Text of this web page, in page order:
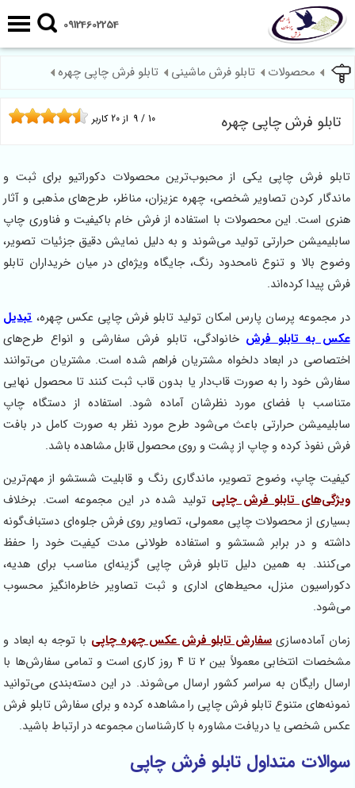
09124602254
محصولات تابلو فرش ماشینی تابلو فرش چاپی چهره
تابلو فرش چاپی چهره 9 / 10 از 20 کاربر
تابلو فرش چاپی یکی از محبوب‌ترین محصولات دکوراتیو برای ثبت و
ماندگار کردن تصاویر شخصی، چهره عزیزان، مناظر، طرح‌های مذهبی و آثار
هنری است. این محصولات با استفاده از فرش خام باکیفیت و فناوری چاپ
سابلیمیشن حرارتی تولید می‌شوند و به دلیل نمایش دقیق جزئیات تصویر،
وضوح بالا و تنوع نامحدود رنگ، جایگاه ویژه‌ای در میان خریداران تابلو
فرش پیدا کرده‌اند.
در مجموعه پرسان پارس امکان تولید تابلو فرش چاپی عکس چهره،تبدیل
عکس به تابلو فرش خانوادگی، تابلو فرش سفارشی و انواع طرح‌های
اختصاصی در ابعاد دلخواه مشتریان فراهم شده است. مشتریان می‌توانند
سفارش خود را به صورت قاب‌دار یا بدون قاب ثبت کنند تا محصول نهایی
متناسب با فضای مورد نظرشان آماده شود. استفاده از دستگاه چاپ
سابلیمیشن حرارتی باعث می‌شود طرح مورد نظر به صورت کامل در بافت
فرش نفوذ کرده و چاپ از پشت و روی محصول قابل مشاهده باشد.
کیفیت چاپ، وضوح تصویر، ماندگاری رنگ و قابلیت شستشو از مهم‌ترین
ویژگی‌های تابلو فرش چاپی تولید شده در این مجموعه است. برخلاف
بسیاری از محصولات چاپی معمولی، تصاویر روی فرش جلوه‌ای دستباف‌گونه
داشته و در برابر شستشو و استفاده طولانی مدت کیفیت خود را حفظ
می‌کنند. به همین دلیل تابلو فرش چاپی گزینه‌ای مناسب برای هدیه،
دکوراسیون منزل، محیط‌های اداری و ثبت تصاویر خاطره‌انگیز محسوب
می‌شود.
زمان آماده‌سازی سفارش تابلو فرش عکس چهره چاپی با توجه به ابعاد و
مشخصات انتخابی معمولاً بین ۲ تا ۴ روز کاری است و تمامی سفارش‌ها با
ارسال رایگان به سراسر کشور ارسال می‌شوند. در این دسته‌بندی می‌توانید
نمونه‌های متنوع تابلو فرش چاپی را مشاهده کرده و برای سفارش تابلو فرش
عکس شخصی یا دریافت مشاوره با کارشناسان مجموعه در ارتباط باشید.
سوالات متداول تابلو فرش چاپی